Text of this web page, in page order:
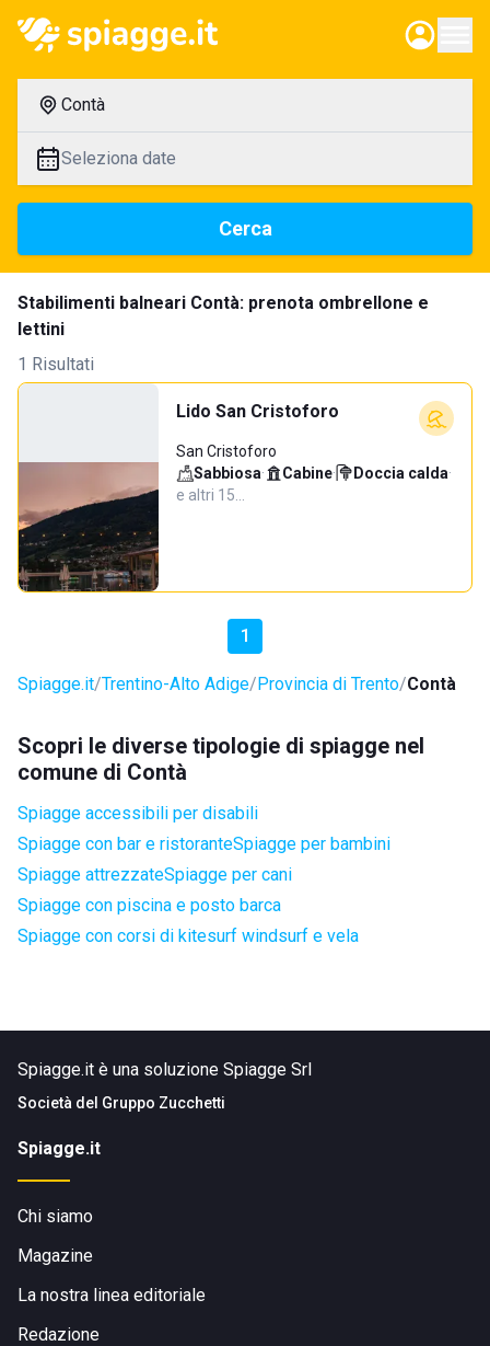
Contà
Seleziona date
Cerca
Stabilimenti balneari Contà: prenota ombrellone e
lettini
1 Risultati
Lido San Cristoforo
San Cristoforo
Sabbiosa· Cabine· Doccia calda·
e altri 15…
1
Spiagge.it Trentino-Alto Adige Provincia di Trento Contà
Scopri le diverse tipologie di spiagge nel
comune di Contà
Spiagge accessibili per disabili
Spiagge con bar e ristoranteSpiagge per bambini
Spiagge attrezzateSpiagge per cani
Spiagge con piscina e posto barca
Spiagge con corsi di kitesurf windsurf e vela
Spiagge.it è una soluzione Spiagge Srl
Società del Gruppo Zucchetti
Spiagge.it
Chi siamo
Magazine
La nostra linea editoriale
Redazione